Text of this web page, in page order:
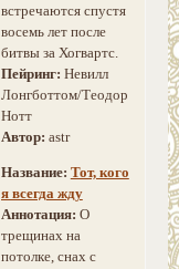
встречаются спустя
восемь лет после
битвы за Хогвартс.
Пейринг: Невилл
Лонгботтом/Теодор
Нотт
Автор: astr
Название: Тот, кого
я всегда жду
Аннотация: О
трещинах на
потолке, снах с